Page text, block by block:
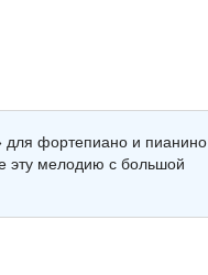
для фортепиано и пианино
эту мелодию с большой